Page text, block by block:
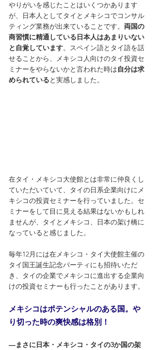
やりがいを感じたことはいくつかあります
が、日本人としてタイとメキシコでコンサル
ティング業務が出来ていることです。 両国の
商習慣に精通している日本人はあまりいない
と自覚しています。スペイン語とタイ語を話
せることから、メキシコ人向けのタイ投資セ
ミナーをやらないかと言われた時は自分は求
められていると実感しました。
在タイ・メキシコ大使館とは非常に仲良くし
ていただいていて、タイの日系企業向けにメ
キシコの投資セミナーを行っていました。セ
ミナーをして目に見える結果はないかもしれ
ませんが、タイとメキシコ、日本の架け橋に
なっていると感じました。
毎年12月には在メキシコ・タイ大使館主催の
タイ国王誕生記念パーティにも招待いただ
き、タイの企業でメキシコに進出する企業向
けの投資セミナーも行ったことがあります。
メキシコはポテンシャルのある国。や
り切った時の爽快感は格別！
―まさに日本・メキシコ・タイの3か国の架